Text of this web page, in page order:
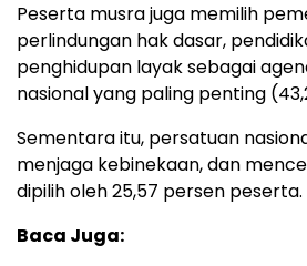
Peserta musra juga memilih
perlindungan hak dasar,
penghidupan layak sebagai
nasional yang paling penting
Sementara itu, persatuan
menjaga kebinekaan, dan
dipilih oleh 25,57 persen peserta.
Baca Juga: